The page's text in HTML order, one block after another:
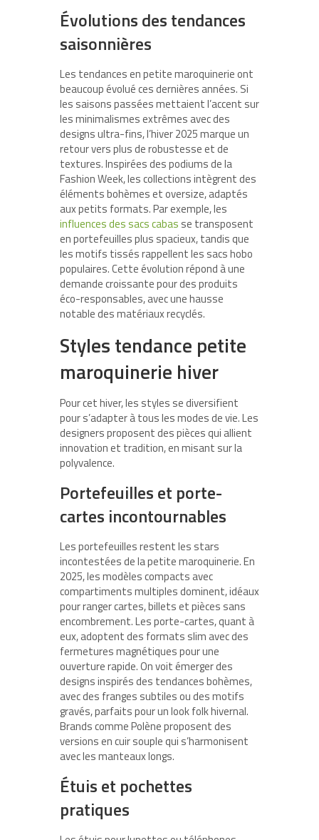
Évolutions des tendances
saisonnières
Les tendances en petite maroquinerie ont
beaucoup évolué ces dernières années. Si
les saisons passées mettaient l’accent sur
les minimalismes extrêmes avec des
designs ultra-fins, l’hiver 2025 marque un
retour vers plus de robustesse et de
textures. Inspirées des podiums de la
Fashion Week, les collections intègrent des
éléments bohèmes et oversize, adaptés
aux petits formats. Par exemple, les
influences des sacs cabas se transposent
en portefeuilles plus spacieux, tandis que
les motifs tissés rappellent les sacs hobo
populaires. Cette évolution répond à une
demande croissante pour des produits
éco-responsables, avec une hausse
notable des matériaux recyclés.
Styles tendance petite
maroquinerie hiver
Pour cet hiver, les styles se diversifient
pour s’adapter à tous les modes de vie. Les
designers proposent des pièces qui allient
innovation et tradition, en misant sur la
polyvalence.
Portefeuilles et porte-
cartes incontournables
Les portefeuilles restent les stars
incontestées de la petite maroquinerie. En
2025, les modèles compacts avec
compartiments multiples dominent, idéaux
pour ranger cartes, billets et pièces sans
encombrement. Les porte-cartes, quant à
eux, adoptent des formats slim avec des
fermetures magnétiques pour une
ouverture rapide. On voit émerger des
designs inspirés des tendances bohèmes,
avec des franges subtiles ou des motifs
gravés, parfaits pour un look folk hivernal.
Brands comme Polène proposent des
versions en cuir souple qui s’harmonisent
avec les manteaux longs.
Étuis et pochettes
pratiques